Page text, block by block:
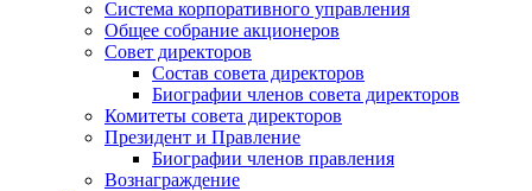
Система корпоративного управления
Общее собрание акционеров
Совет директоров
Состав совета директоров
Биографии членов совета директоров
Комитеты совета директоров
Президент и Правление
Биографии членов правления
Вознаграждение